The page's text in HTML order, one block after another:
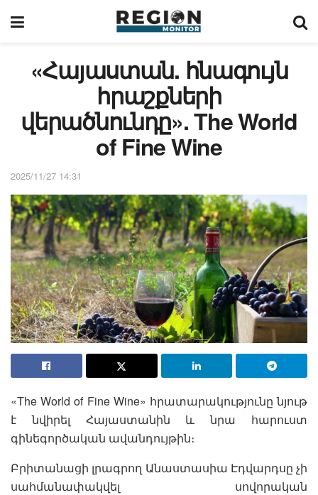
«Հայաստան. հնագույն
հրաշքների
վերածնունդը». The World
of Fine Wine
2025/11/27 14:31
«The World of Fine Wine» հրատարակությունը նյութ
է նվիրել Հայաստանին և նրա հարուստ
գինեգործական ավանդույթին։
Բրիտանացի լրագրող Անաստասիա Էդվարդսը չի
սահմանափակվել սովորական